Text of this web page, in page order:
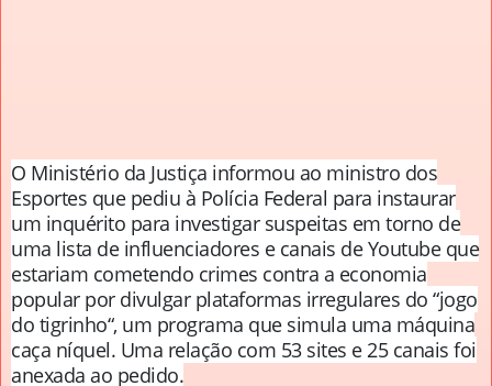
O Ministério da Justiça informou ao ministro dos
Esportes que pediu à Polícia Federal para instaurar
um inquérito para investigar suspeitas em torno de
uma lista de influenciadores e canais de Youtube que
estariam cometendo crimes contra a economia
popular por divulgar plataformas irregulares do “jogo
do tigrinho“, um programa que simula uma máquina
caça níquel. Uma relação com 53 sites e 25 canais foi
anexada ao pedido.